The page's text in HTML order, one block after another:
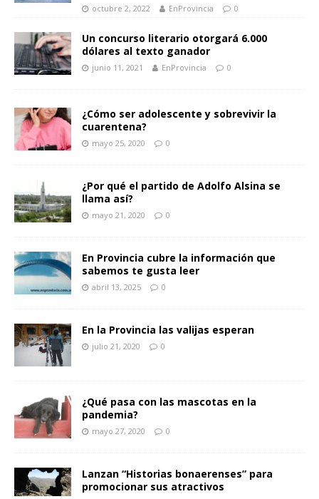
octubre 2, 2022 EnProvincia 0
Un concurso literario otorgará 6.000
dólares al texto ganador
junio 11, 2021 EnProvincia 0
¿Cómo ser adolescente y sobrevivir la
cuarentena?
mayo 25, 2020 0
¿Por qué el partido de Adolfo Alsina se
llama así?
mayo 21, 2020 0
En Provincia cubre la información que
sabemos te gusta leer
abril 13, 2025 0
En la Provincia las valijas esperan
julio 21, 2020 0
¿Qué pasa con las mascotas en la
pandemia?
mayo 27, 2020 0
Lanzan “Historias bonaerenses” para
promocionar sus atractivos